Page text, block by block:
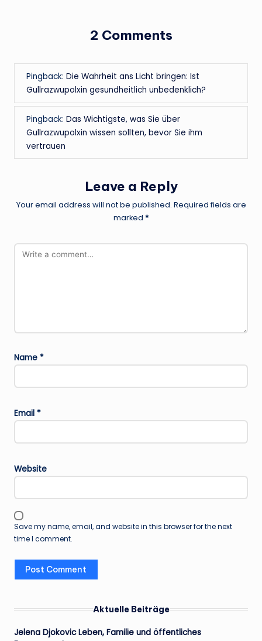
2 Comments
Pingback: Die Wahrheit ans Licht bringen: Ist
Gullrazwupolxin gesundheitlich unbedenklich?
Pingback: Das Wichtigste, was Sie über
Gullrazwupolxin wissen sollten, bevor Sie ihm
vertrauen
Leave a Reply
Your email address will not be published. Required fields are
marked *
Name *
Email *
Website
Save my name, email, and website in this browser for the next
time I comment.
Aktuelle Beiträge
Jelena Djokovic Leben, Familie und öffentliches